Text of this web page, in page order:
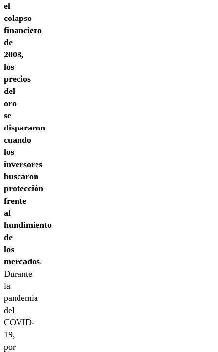
el
colapso
financiero
de
2008,
los
precios
del
oro
se
dispararon
cuando
los
inversores
buscaron
protección
frente
al
hundimiento
de
los
mercados.
Durante
la
pandemia
del
COVID-
19,
por